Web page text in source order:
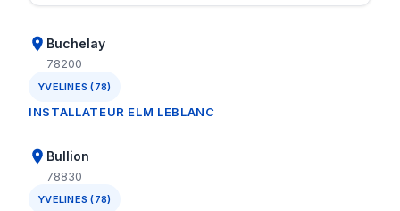
Buchelay
78200
YVELINES (78)
INSTALLATEUR ELM LEBLANC
Bullion
78830
YVELINES (78)